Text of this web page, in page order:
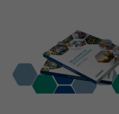
vetor da neoindustrialização e
à inovação, à transição
economia verde e aos
longo prazo.